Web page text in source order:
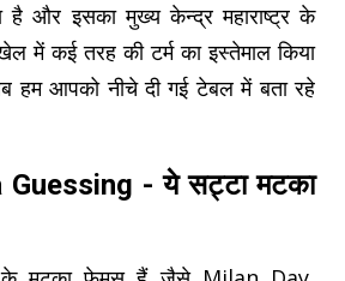
है और इसका मुख्य केन्द्र महाराष्ट्र के
में कई तरह की टर्म का इस्तेमाल किया
हम आपको नीचे दी गई टेबल में बता रहे
- ये सट्टा मटका